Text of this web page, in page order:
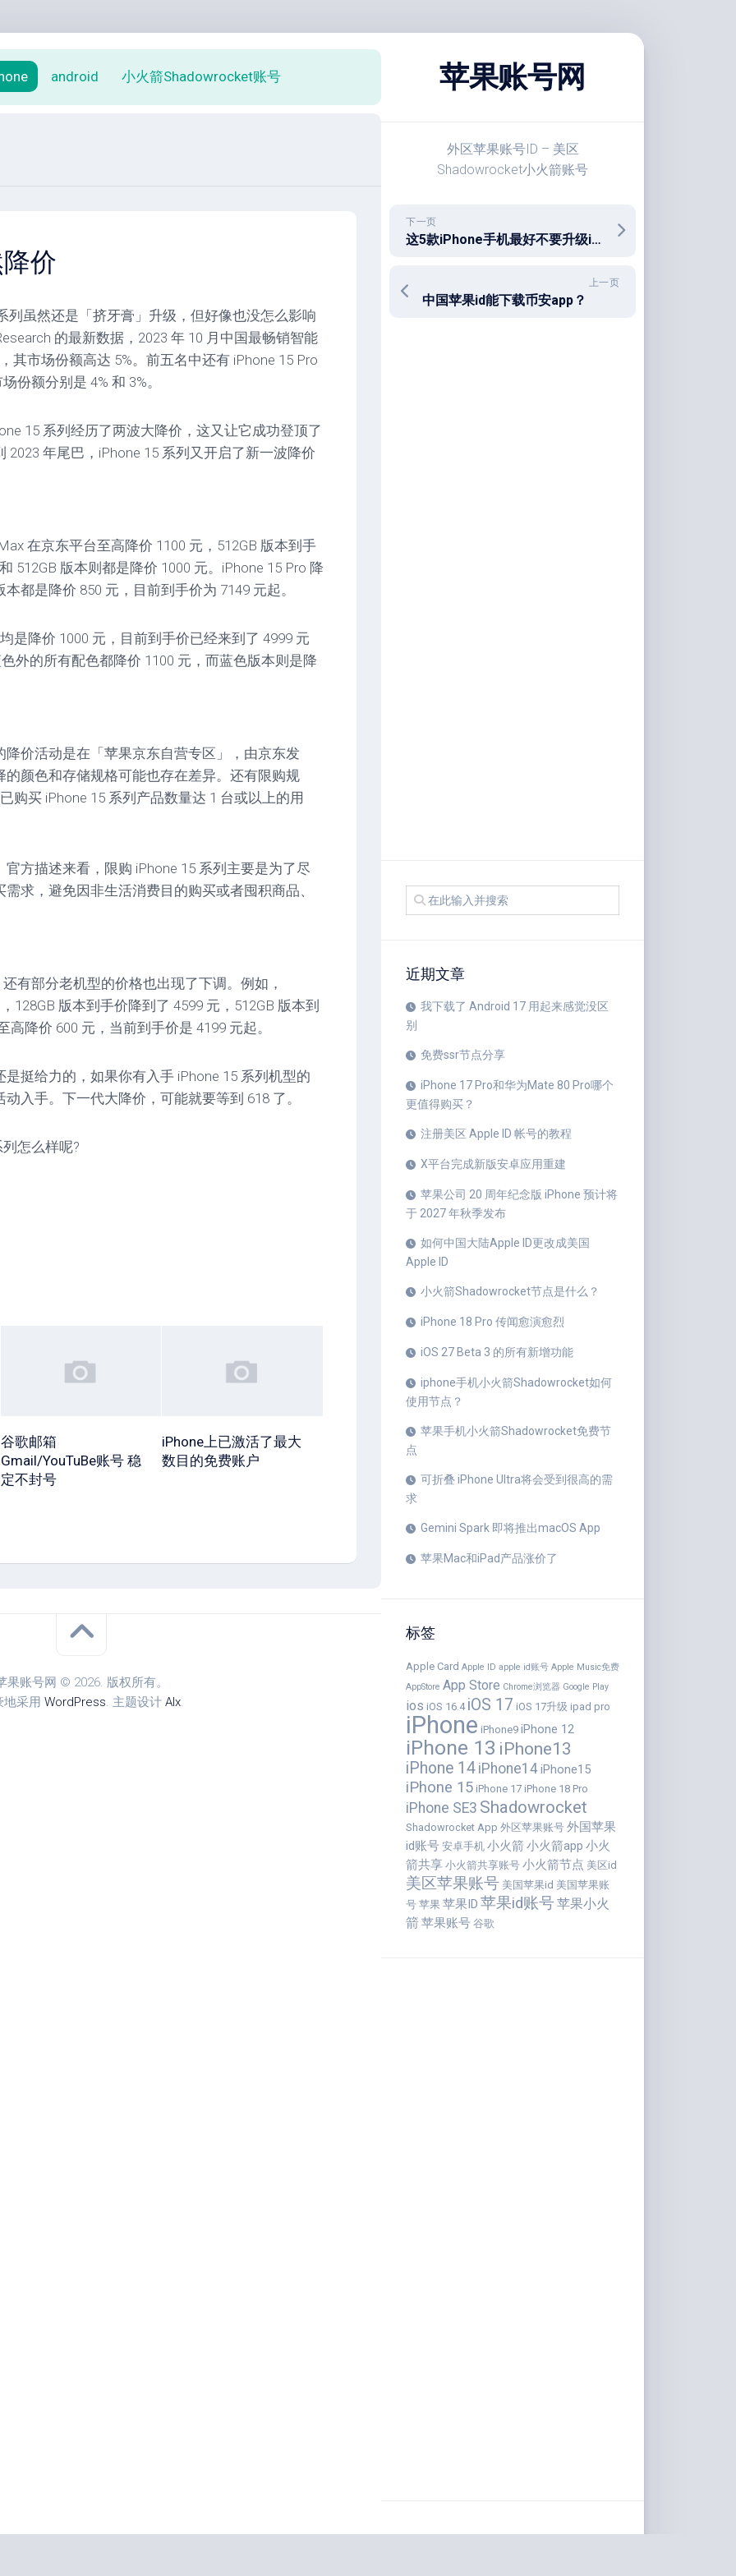
苹果账号网
外区苹果账号ID – 美区
Shadowrocket小火箭账号
下一页
这5款iPhone手机最好不要升级iOS17.2.1
上一页
中国苹果id能下载币安app？
近期文章
我下载了 Android 17 用起来感觉没区
别
免费ssr节点分享
iPhone 17 Pro和华为Mate 80 Pro哪个
更值得购买？
注册美区 Apple ID 帐号的教程
X平台完成新版安卓应用重建
苹果公司 20 周年纪念版 iPhone 预计将
于 2027 年秋季发布
如何中国大陆Apple ID更改成美国
Apple ID
小火箭Shadowrocket节点是什么？
iPhone 18 Pro 传闻愈演愈烈
iOS 27 Beta 3 的所有新增功能
iphone手机小火箭Shadowrocket如何
使用节点？
苹果手机小火箭Shadowrocket免费节
点
可折叠 iPhone Ultra将会受到很高的需
求
Gemini Spark 即将推出macOS App
苹果Mac和iPad产品涨价了
标签
Apple Card Apple ID apple id账号 Apple Music免费
AppStore App Store Chrome浏览器 Google Play
ios iOS 16.4 iOS 17 iOS 17升级 ipad pro
iPhone iPhone9 iPhone 12
iPhone 13 iPhone13
iPhone 14 iPhone14iPhone15
iPhone 15 iPhone 17 iPhone 18 Pro
iPhone SE3 Shadowrocket
Shadowrocket App 外区苹果账号 外国苹果
id账号 安卓手机 小火箭 小火箭app 小火
箭共享 小火箭共享账号 小火箭节点 美区id
美区苹果账号 美国苹果id 美国苹果账
号 苹果 苹果ID 苹果id账号苹果小火
箭苹果账号 谷歌
android 小火箭Shadowrocket账号
价
列虽然还是「挤牙膏」升级，但好像也没怎么影响
的最新数据，2023 年 10 月中国最畅销智能
其市场份额高达 5%。前五名中还有 iPhone 15 Pro
份额分别是 4% 和 3%。
15 系列经历了两波大降价，这又让它成功登顶了
2023 年尾巴，iPhone 15 系列又开启了新一波降价
在京东平台至高降价 1100 元，512GB 版本到手
512GB 版本则都是降价 1000 元。iPhone 15 Pro 降
都是降价 850 元，目前到手价为 7149 元起。
是降价 1000 元，目前到手价已经来到了 4999 元
外的所有配色都降价 1100 元，而蓝色版本则是降
活动是在「苹果京东自营专区」，由京东发
颜色和存储规格可能也存在差异。还有限购规
购买 iPhone 15 系列产品数量达 1 台或以上的用
方描述来看，限购 iPhone 15 系列主要是为了尽
求，避免因非生活消费目的购买或者囤积商品、
部分老机型的价格也出现了下调。例如，
128GB 版本到手价降到了 4599 元，512GB 版本到
高降价 600 元，当前到手价是 4199 元起。
挺给力的，如果你有入手 iPhone 15 系列机型的
入手。下一代大降价，可能就要等到 618 了。
怎么样呢?
谷歌邮箱
Gmail/YouTuBe账号 稳
定不封号
iPhone上已激活了最大
数目的免费账户
果账号网 © 2026. 版权所有。
地采用 WordPress. 主题设计 Alx.